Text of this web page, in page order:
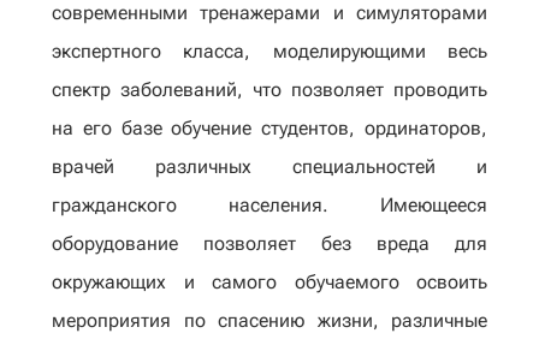
современными тренажерами и симуляторами
экспертного класса, моделирующими весь
спектр заболеваний, что позволяет проводить
на его базе обучение студентов, ординаторов,
врачей различных специальностей и
гражданского населения. Имеющееся
оборудование позволяет без вреда для
окружающих и самого обучаемого освоить
мероприятия по спасению жизни, различные